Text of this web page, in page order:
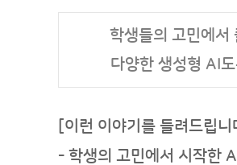
학생들의 고민에서
다양한 생성형 AI
[이런 이야기를 들려드립니
- 학생의 고민에서 시작한